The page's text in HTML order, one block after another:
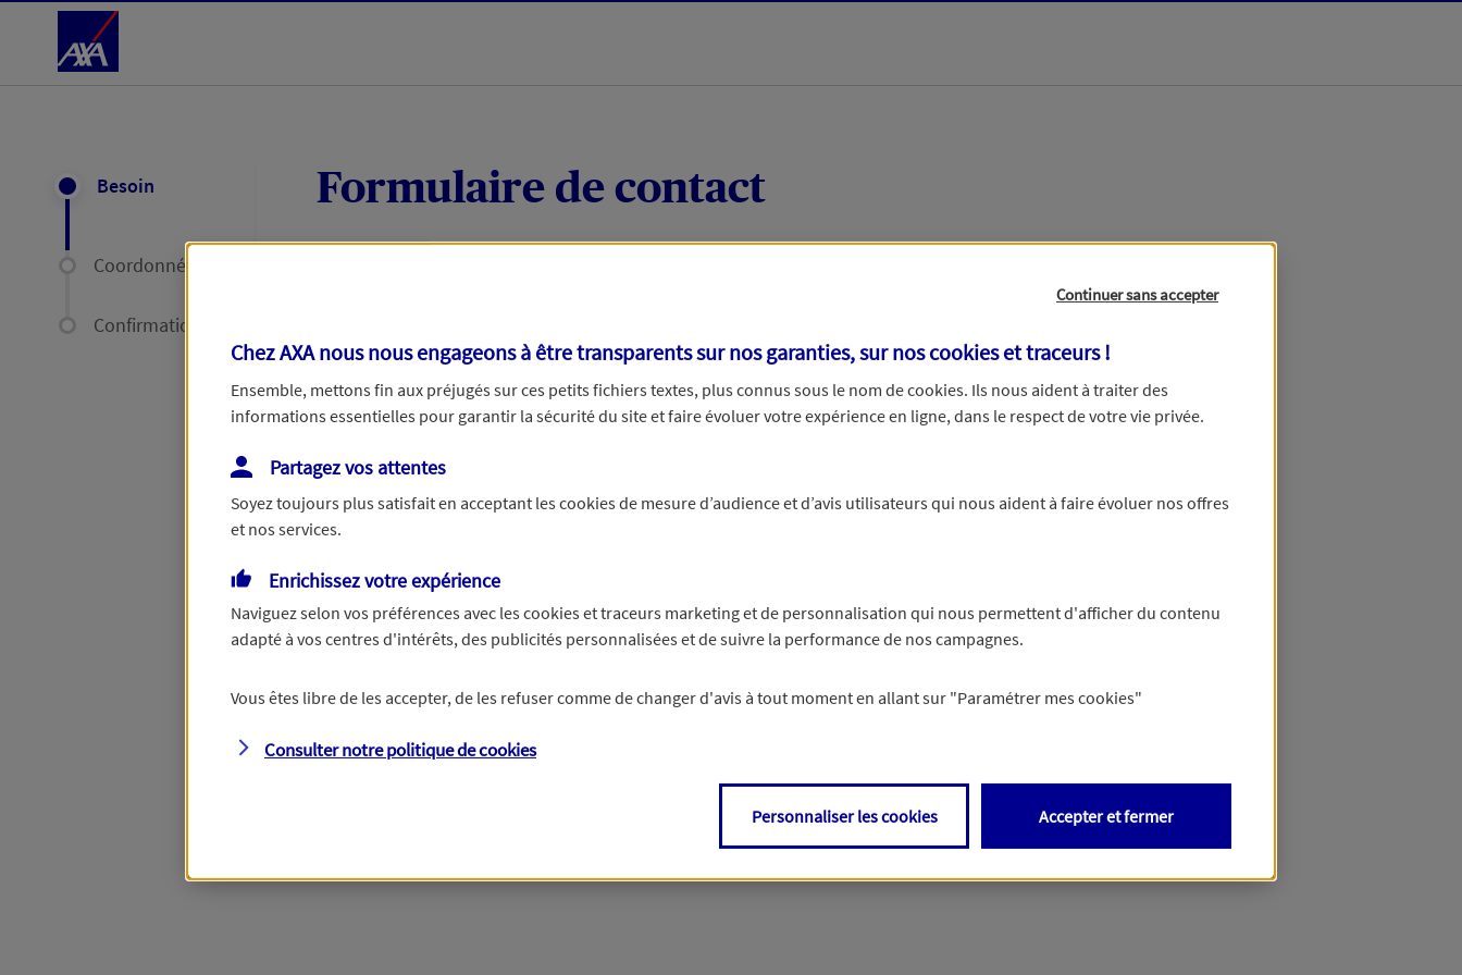
Accéder au Contenu
Besoin
Coordonnées
Confirmation
Formulaire de contact
Votre message :
Vous disposez de droits sur les informations vous concernant. Pour plus d’informations,
Continuer sans accepter
Chez AXA nous nous engageons à être transparents sur nos garanties, sur noscookies et traceurs!
Ensemble, mettons fin aux préjugés sur ces petits fichiers textes, plus connus sous le nom decookies. Ils nous aident à traiter des
informations essentielles pour garantir la sécurité du site et faire évoluer votre expérience en ligne, dans le respect de votre vie privée.
Partagez vos attentes
Soyez toujours plus satisfait en acceptant les cookies de mesure d’audience et d’avis utilisateurs qui nous aident à faire évoluer nos offres
et nos services.
Enrichissez votre expérience
Naviguez selon vos préférences avec les cookies et traceurs marketing et de personnalisation qui nous permettent d'afficher du contenu
adapté à vos centres d'intérêts, des publicités personnalisées et de suivre la performance de nos campagnes.
Vous êtes libre de les accepter, de les refuser comme de changer d'avis à tout moment en allant sur "Paramétrer mes cookies"
Consulter notre politique decookies
Personnaliser les cookies Accepter et fermer